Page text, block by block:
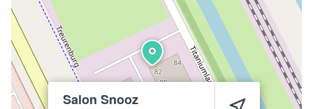
Salon Snooz